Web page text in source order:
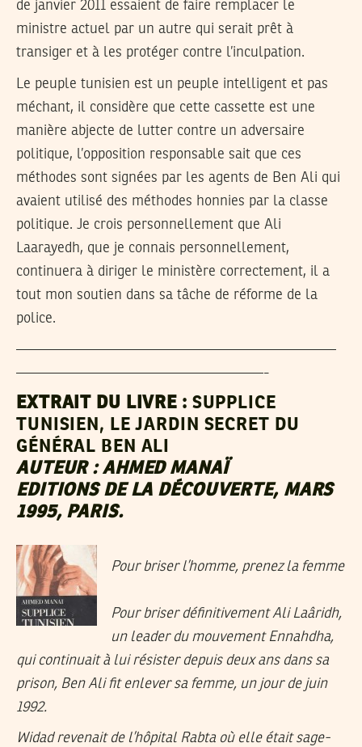
de janvier 2011 essaient de faire remplacer le
ministre actuel par un autre qui serait prêt à
transiger et à les protéger contre l’inculpation.
Le peuple tunisien est un peuple intelligent et pas
méchant, il considère que cette cassette est une
manière abjecte de lutter contre un adversaire
politique, l’opposition responsable sait que ces
méthodes sont signées par les agents de Ben Ali qui
avaient utilisé des méthodes honnies par la classe
politique. Je crois personnellement que Ali
Laarayedh, que je connais personnellement,
continuera à diriger le ministère correctement, il a
tout mon soutien dans sa tâche de réforme de la
police.
——————————————————————
—————————————————-
EXTRAIT DU LIVRE : SUPPLICE
TUNISIEN, LE JARDIN SECRET DU
GÉNÉRAL BEN ALI
AUTEUR : AHMED MANAÏ
EDITIONS DE LA DÉCOUVERTE, MARS
1995, PARIS.
Pour briser l’homme, prenez la femme
Pour briser définitivement Ali Laâridh,
un leader du mouvement Ennahdha,
qui continuait à lui résister depuis deux ans dans sa
prison, Ben Ali fit enlever sa femme, un jour de juin
1992.
Widad revenait de l’hôpital Rabta où elle était sage-